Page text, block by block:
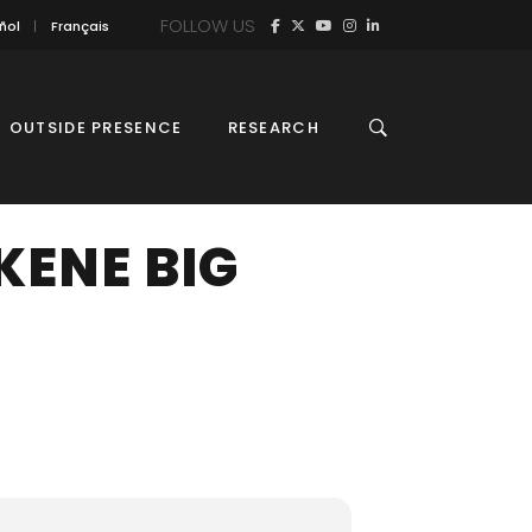
Français FOLLOW US
OUTSIDE PRESENCE RESEARCH
BIG